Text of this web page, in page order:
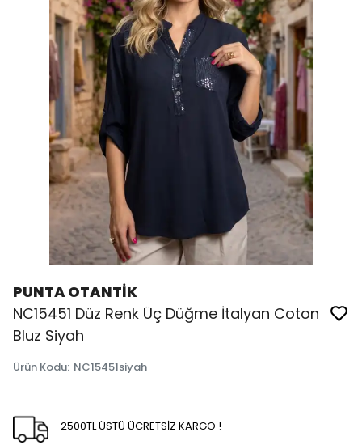
PUNTA OTANTİK
NC15451 Düz Renk Üç Düğme İtalyan Coton
Bluz Siyah
Ürün Kodu: NC15451siyah
2500TL ÜSTÜ ÜCRETSİZ KARGO !